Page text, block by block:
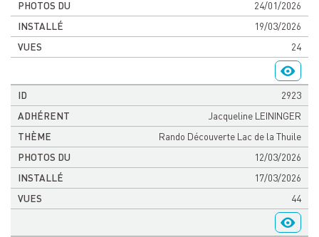
24/01/2026
19/03/2026
24
2923
Jacqueline LEININGER
Rando Découverte Lac de la Thuile
12/03/2026
17/03/2026
44